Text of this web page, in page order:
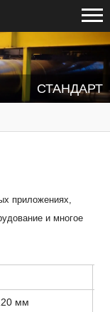
СТАНДАРТ
приложениях,
и многое
мм